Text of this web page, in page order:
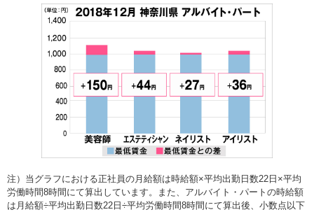
注）当グラフにおける正社員の月給額は時給額×平均出勤日数22日×平均
労働時間8時間にて算出しています。また、アルバイト・パートの時給額
は月給額÷平均出勤日数22日÷平均労働時間8時間にて算出後、小数点以下